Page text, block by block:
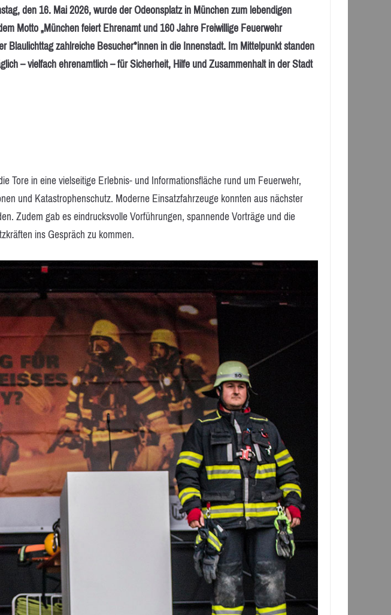
den 16. Mai 2026, wurde der Odeonsplatz in München zum lebendigen
Motto „München feiert Ehrenamt und 160 Jahre Freiwillige Feuerwehr
Blaulichttag zahlreiche Besucher*innen in die Innenstadt. Im Mittelpunkt standen
– vielfach ehrenamtlich – für Sicherheit, Hilfe und Zusammenhalt in der Stadt
Tore in eine vielseitige Erlebnis- und Informationsfläche rund um Feuerwehr,
und Katastrophenschutz. Moderne Einsatzfahrzeuge konnten aus nächster
Zudem gab es eindrucksvolle Vorführungen, spannende Vorträge und die
ins Gespräch zu kommen.